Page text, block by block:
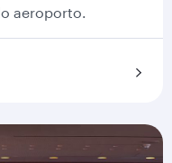
aeroporto.